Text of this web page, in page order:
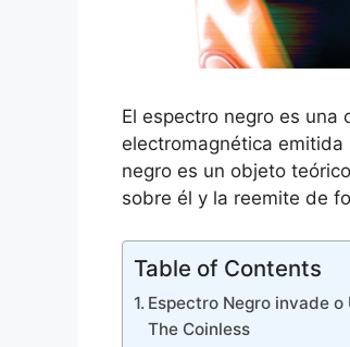
El espectro negro es
electromagnética
negro es un objeto
sobre él y la reemite de
Table of Contents
Espectro Negro invade
The Coinless